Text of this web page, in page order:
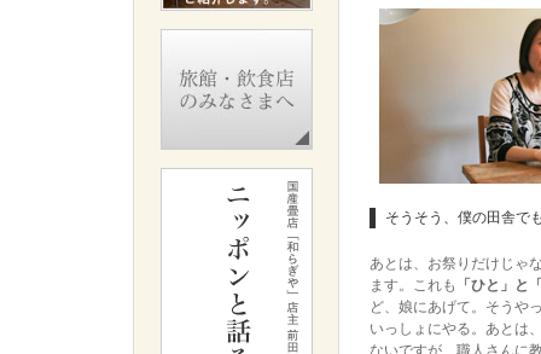
そうそう、僕の田舎で
あとは、お祭りだけじゃ
ます。これも
「ひと」と
ど、娘にあげて。そうや
いっしょにやる。あとは
ないですが、職人さんに